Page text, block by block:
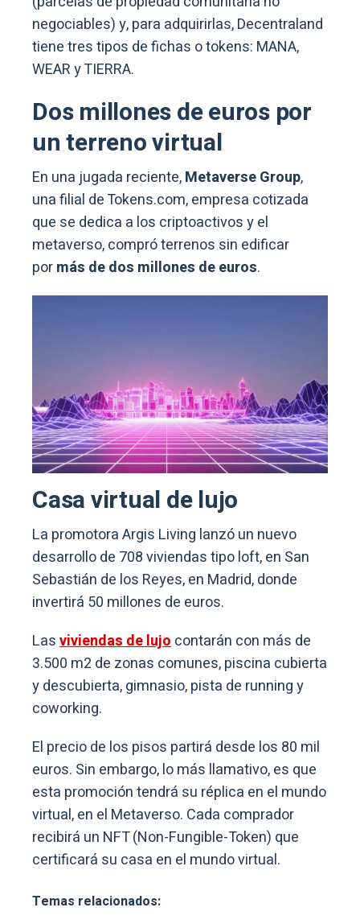
negociables) y, para adquirirlas, Decentraland
tiene tres tipos de fichas o tokens: MANA,
WEAR y TIERRA.
Dos millones de euros por
un terreno virtual
En una jugada reciente,Metaverse Group,
una filial de Tokens.com, empresa cotizada
que se dedica a los criptoactivos y el
metaverso, compró terrenos sin edificar
pormás dedos millones de euros.
Casa virtual de lujo
La promotora Argis Living lanzó un nuevo
desarrollo de 708 viviendas tipo loft, en San
Sebastián de los Reyes, en Madrid, donde
invertirá 50 millones de euros.
Lasviviendas de lujocontarán con más de
3.500 m2 de zonas comunes, piscina cubierta
y descubierta, gimnasio, pista de running y
coworking.
El precio de los pisos partirá desde los 80 mil
euros. Sin embargo, lo más llamativo, es que
esta promoción tendrá su réplica en el mundo
virtual, en el Metaverso. Cada comprador
recibirá un NFT (Non-Fungible-Token) que
certificará su casa en el mundo virtual.
Temas relacionados: